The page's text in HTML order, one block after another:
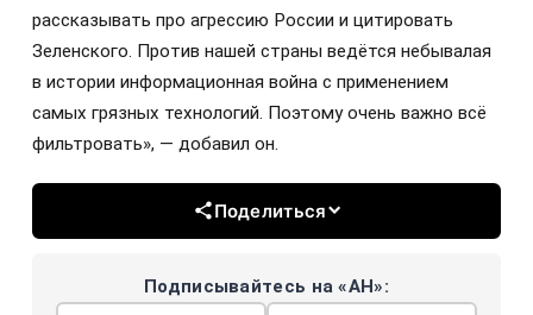
рассказывать про агрессию России и цитировать
Зеленского. Против нашей страны ведётся небывалая
в истории информационная война с применением
самых грязных технологий. Поэтому очень важно всё
фильтровать», — добавил он.
Поделиться
Подписывайтесь на «АН»: